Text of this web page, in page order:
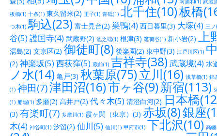
板橋(1) 十条(1) 東久留米(2) 王子(1) 青砥(1) 北千住(10)板橋
つ木(1) 駒込(23) 富士見台(2) 巣鴨(4) 西日暮里(3) 大塚(4) 三ノ
谷(5)護国寺(4) 武蔵野(2) 池之端(1) 根津(3) 茗荷谷(1) 新小岩(2) 上
湯島(2) 文京区(2) 御徒町(8) 後楽園(2) 東中野(3) 江戸川区(1)
(2) 神楽坂(5)西荻窪(5) 蔵前(1) 吉祥寺(38)武蔵境(4) 水
ノ水(14) 亀戸(3) 秋葉原(75)立川(16) 浅草橋(1) 錦
(1) 神田(7)津田沼(16)市ヶ谷(9)新宿(113)
(1) 船堀(1) 多磨(2) 高井戸(2) 代々木(5) 清澄白河(2) 日本橋
(3) 有楽町(7) 多摩川(1) 霞ヶ関（東京）(3) 赤坂(8)銀座
木(4) 神谷町(1) 汐留(2) 仙川(5) 仙川(1) 甲府市(1) 下北沢(10) 高